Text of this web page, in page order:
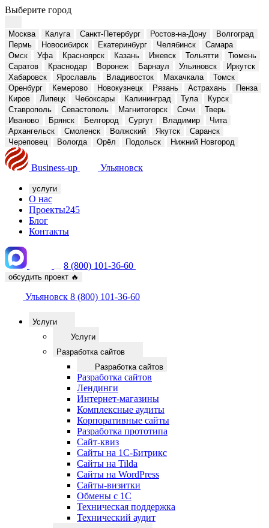
Выберите город
Москва Калуга Санкт-Петербург Ростов-на-Дону
Волгоград
Пермь
Новосибирск Екатеринбург Челябинск
Самара
Омск
Уфа Красноярск Казань Ижевск Тольятти
Тюмень
Саратов
Краснодар Воронеж Барнаул Ульяновск
Иркутск
Хабаровск
Ярославль Владивосток Махачкала
Томск
Оренбург
Кемерово Новокузнецк Рязань Астрахань
Пенза
Киров
Липецк Чебоксары Калининград Тула
Курск
Ставрополь
Севастополь Магнитогорск Сочи
Тверь
Иваново
Брянск Белгород Сургут Владимир
Чита
Архангельск
Смоленск Волжский Якутск
Саранск
Череповец
Вологда Орёл Подольск Нижний Новгород
Business-up Ульяновск
услуги
О нас
Проекты245
Блог
Контакты
8 (800) 101-36-60
обсудить проект 🔥
Ульяновск 8 (800) 101-36-60
Услуги
Услуги
Разработка сайтов
Разработка сайтов
Разработка сайтов
Лендинги
Интернет-магазины
Комплексные аудиты
Корпоративные сайты
Разработка прототипа
Сайт-квиз
Сайты на 1С-Битрикс
Сайты на Tilda
Сайты на WordPress
Сайты-визитки
Обмены с 1С
Техническая поддержка
Технический аудит